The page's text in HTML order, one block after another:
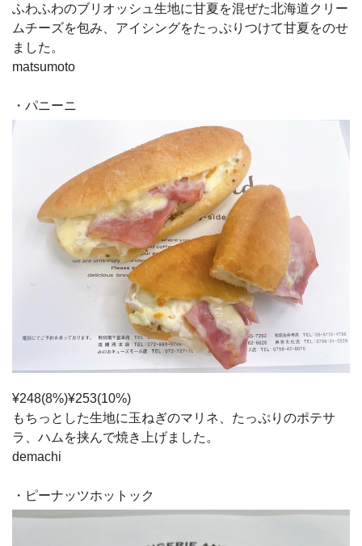
ふわふわのブリオッシュ生地に甘夏を混ぜた北海道クリー
ムチーズを包み、アイシングをたっぷりつけて甘夏をのせ
ました。
matsumoto
・パニーニ
¥248(8%)¥253(10%)
もちっとした生地に玉ねぎのマリネ、たっぷりのポテサ
ラ、ハムを挟んで焼き上げました。
demachi
・ピーナッツホットック